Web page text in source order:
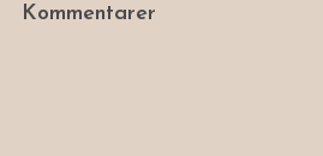
Kommentarer